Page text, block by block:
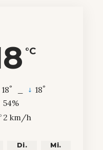
°C
18° 18°
54%
2 km/h
Di. Mi.